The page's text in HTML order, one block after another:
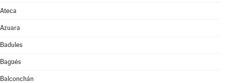
Ateca
Azuara
Badules
Bagüés
Balconchán